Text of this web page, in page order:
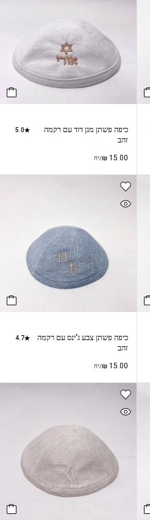
כיפה פשתן מגן דוד עם רקמה
זהב
5.0
₪15.00 /יח
כיפה פשתן צבע ג’ינס עם רקמה
זהב
4.7
₪15.00 /יח